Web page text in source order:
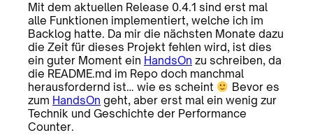
Mit dem aktuellen Release 0.4.1 sind erst mal
alle Funktionen implementiert, welche ich im
Backlog hatte. Da mir die nächsten Monate dazu
die Zeit für dieses Projekt fehlen wird, ist dies
ein guter Moment ein HandsOn zu schreiben, da
die README.md im Repo doch manchmal
herausfordernd ist… wie es scheint
Bevor es
zum HandsOn geht, aber erst mal ein wenig zur
Technik und Geschichte der Performance
Counter.